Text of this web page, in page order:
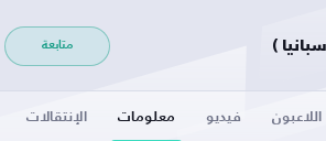
متابعة
اللاعبون فيديو معلومات الإنتقالات